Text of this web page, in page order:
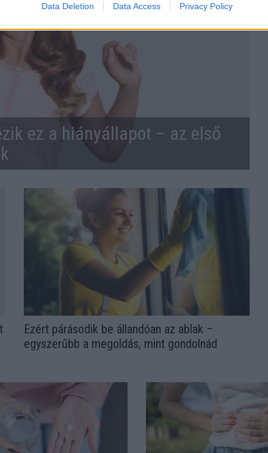
Data Deletion Data Access Privacy Policy
ez a hiányállapot – az első
Ezért párásodik be állandóan az ablak –
egyszerűbb a megoldás, mint gondolnád